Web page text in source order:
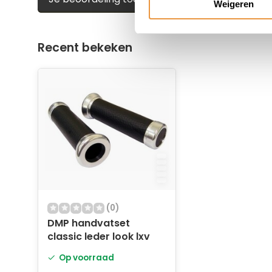
Weigeren
en je vespa met dit hoogwaardige product en
artsloten.nl, dé specialist op het gebied van
Recent bekeken
(0)
DMP handvatset
classic leder look lxv
Op voorraad